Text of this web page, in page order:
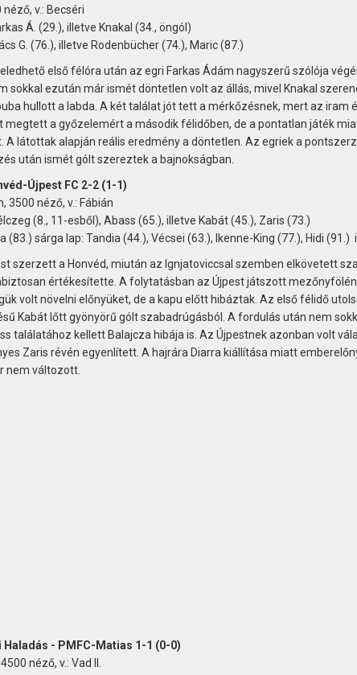
néző, v.: Becséri
Á. (29.), illetve Knakal (34., öngól)
G. (76.), illetve Rodenbücher (74.), Maric (87.)
első félóra után az egri Farkas Ádám nagyszerű szólója
sokkal ezután már ismét döntetlen volt az állás, mivel Knakal
hullott a labda. A két találat jót tett a mérkőzésnek, mert az iram
megtett a győzelemért a második félidőben, de a pontatlan játék
A látottak alapján reális eredmény a döntetlen. Az egriek a
után ismét gólt szereztek a bajnokságban.
Újpest FC 2-2 (1-1)
3500 néző, v.: Fábián
(8., 11-esből), Abass (65.), illetve Kabát (45.), Zaris (73.)
(83.) sárga lap: Tandia (44.), Vécsei (63.), Ikenne-King (77.), Hidi
szerzett a Honvéd, miután az Ignjatoviccsal szemben elkövetett
értékesítette. A folytatásban az Újpest játszott
volt növelni előnyüket, de a kapu előtt hibáztak. Az első félidő
Kabát lőtt gyönyörű gólt szabadrúgásból. A fordulás után nem
találatához kellett Balajcza hibája is. Az Újpestnek azonban volt
Zaris révén egyenlített. A hajrára Diarra kiállítása miatt
nem változott.
- PMFC-Matias 1-1 (0-0)
néző, v.: Vad II.